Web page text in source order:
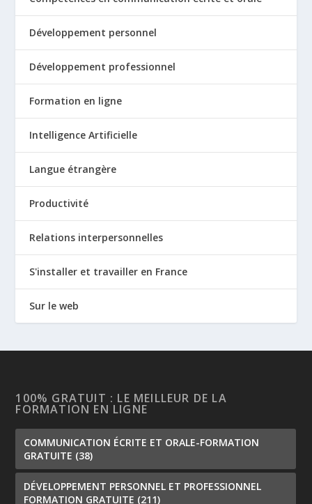
Développement personnel
Développement professionnel
Formation en ligne
Intelligence Artificielle
Langue étrangère
Productivité
Relations interpersonnelles
S'installer et travailler en France
Sur le web
100% GRATUIT : LE MEILLEUR DE LA
FORMATION EN LIGNE
COMMUNICATION ÉCRITE ET ORALE-FORMATION
GRATUITE (38)
DÉVELOPPEMENT PERSONNEL ET PROFESSIONNEL
FORMATION GRATUITE (211)